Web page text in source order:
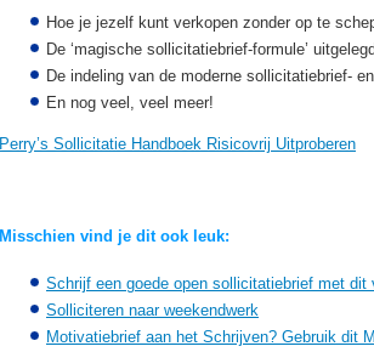
Hoe je jezelf kunt verkopen zonder op te
De ‘magische sollicitatiebrief-formule’
De indeling van de moderne sollicitatiebrief- en
En nog veel, veel meer!
Perry’s Sollicitatie Handboek Risicovrij Uitproberen
Misschien vind je dit ook leuk:
Schrijf een goede open sollicitatiebrief met dit
Solliciteren naar weekendwerk
Motivatiebrief aan het Schrijven? Gebruik dit